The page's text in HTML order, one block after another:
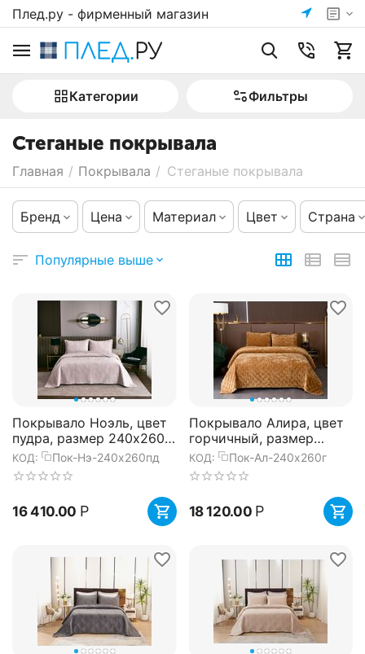
Плед.ру - фирменный магазин
Категории Фильтры
Стеганые покрывала
Главная / Покрывала / Стеганые покрывала
Бренд Цена Материал Цвет Страна
Популярные выше
Покрывало Ноэль, цвет
пудра, размер 240х260,
Sofi de Marko
КОД: Пок-Нэ-240х260пд
16 410.00 Р
Покрывало Алира, цвет
горчичный, размер
240x260, Sofi de Marko
КОД: Пок-Ал-240x260г
18 120.00 Р